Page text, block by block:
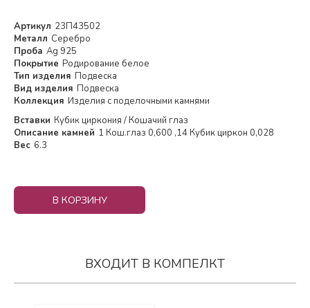
Артикул 23П43502
Металл Серебро
Проба Ag 925
Покрытие Родирование белое
Тип изделия Подвеска
Вид изделия Подвеска
Коллекция Изделия с поделочными камнями
Вставки Кубик циркония / Кошачий глаз
Описание камней 1 Кош.глаз 0,600 ,14 Кубик циркон 0,028
Вес 6.3
В КОРЗИНУ
ВХОДИТ В КОМПЕЛКТ